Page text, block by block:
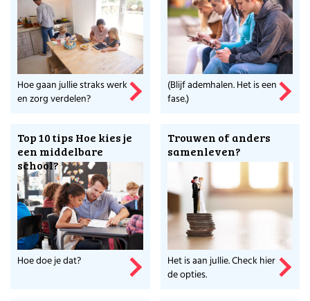
Hoe gaan jullie straks werk
en zorg verdelen?
(Blijf ademhalen. Het is een
fase.)
Top 10 tips Hoe kies je
een middelbare
school?
Hoe doe je dat?
Trouwen of anders
samenleven?
Het is aan jullie. Check hier
de opties.